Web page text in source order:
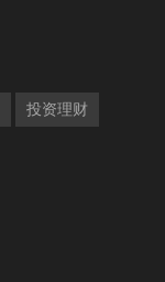
投资理财